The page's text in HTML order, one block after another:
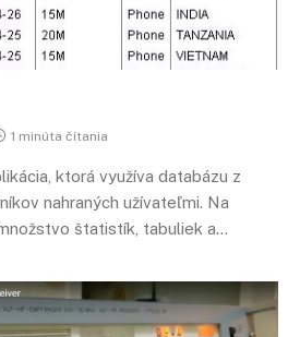
1 minúta čítania
ktorá využíva databázu z
nahraných užívateľmi. Na
štatistík, tabuliek a…